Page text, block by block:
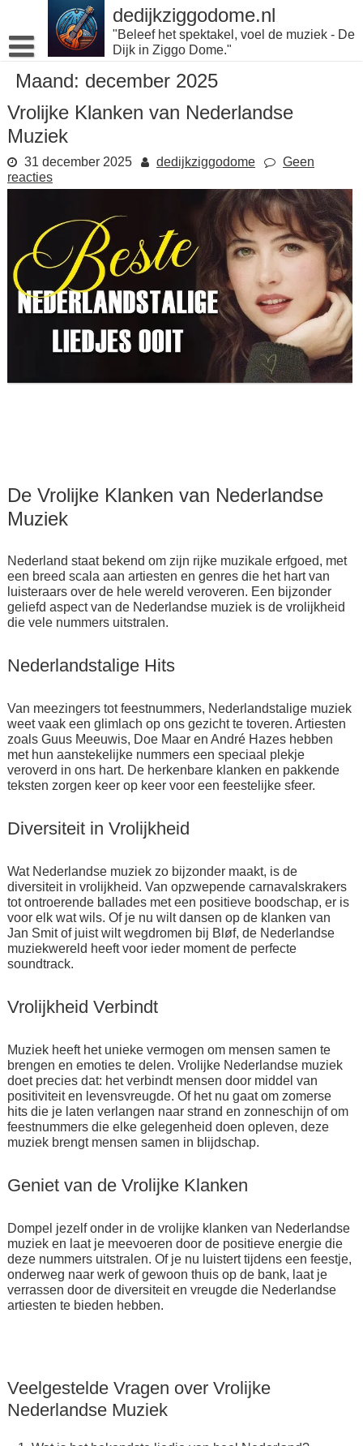
inhoud
gaan
dedijkziggodome.nl
"Beleef het spektakel, voel de muziek - De
Dijk in Ziggo Dome."
Maand: december 2025
Vrolijke Klanken van Nederlandse
Muziek
31 december 2025 dedijkziggodome
Geen
reacties
De Vrolijke Klanken van Nederlandse
Muziek
Nederland staat bekend om zijn rijke muzikale erfgoed, met
een breed scala aan artiesten en genres die het hart van
luisteraars over de hele wereld veroveren. Een bijzonder
geliefd aspect van de Nederlandse muziek is de vrolijkheid
die vele nummers uitstralen.
Nederlandstalige Hits
Van meezingers tot feestnummers, Nederlandstalige muziek
weet vaak een glimlach op ons gezicht te toveren. Artiesten
zoals Guus Meeuwis, Doe Maar en André Hazes hebben
met hun aanstekelijke nummers een speciaal plekje
veroverd in ons hart. De herkenbare klanken en pakkende
teksten zorgen keer op keer voor een feestelijke sfeer.
Diversiteit in Vrolijkheid
Wat Nederlandse muziek zo bijzonder maakt, is de
diversiteit in vrolijkheid. Van opzwepende carnavalskrakers
tot ontroerende ballades met een positieve boodschap, er is
voor elk wat wils. Of je nu wilt dansen op de klanken van
Jan Smit of juist wilt wegdromen bij Bløf, de Nederlandse
muziekwereld heeft voor ieder moment de perfecte
soundtrack.
Vrolijkheid Verbindt
Muziek heeft het unieke vermogen om mensen samen te
brengen en emoties te delen. Vrolijke Nederlandse muziek
doet precies dat: het verbindt mensen door middel van
positiviteit en levensvreugde. Of het nu gaat om zomerse
hits die je laten verlangen naar strand en zonneschijn of om
feestnummers die elke gelegenheid doen opleven, deze
muziek brengt mensen samen in blijdschap.
Geniet van de Vrolijke Klanken
Dompel jezelf onder in de vrolijke klanken van Nederlandse
muziek en laat je meevoeren door de positieve energie die
deze nummers uitstralen. Of je nu luistert tijdens een feestje,
onderweg naar werk of gewoon thuis op de bank, laat je
verrassen door de diversiteit en vreugde die Nederlandse
artiesten te bieden hebben.
Veelgestelde Vragen over Vrolijke
Nederlandse Muziek